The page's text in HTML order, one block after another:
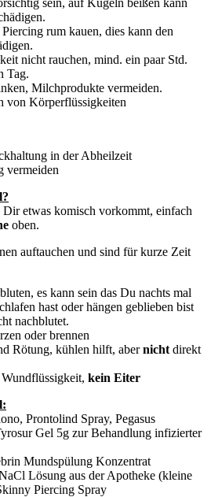
rum kauen, dies kann den
nicht rauchen, mind. ein paar Std.
Tag.
Milchprodukte vermeiden.
von Körperflüssigkeiten
in der Abheilzeit
vermeiden
etwas komisch vorkommt, einfach
oben.
auftauchen und sind für kurze Zeit
es kann sein das Du nachts mal
hast oder hängen geblieben bist
nachblutet.
oder brennen
Rötung, kühlen hilft, abernicht direkt
kein Eiter
Prontolind Spray, Pegasus
Gel 5g zur Behandlung infizierter
Mundspülung Konzentrat
Lösung aus der Apotheke (kleine
Piercing Spray